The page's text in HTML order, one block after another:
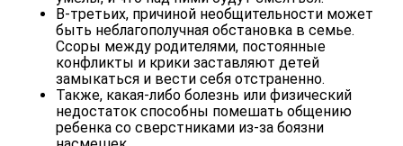
В-третьих, причиной необщительности может
быть неблагополучная обстановка в семье.
Ссоры между родителями, постоянные
конфликты и крики заставляют детей
замыкаться и вести себя отстраненно.
Также, какая-либо болезнь или физический
недостаток способны помешать общению
ребенка со сверстниками из-за боязни